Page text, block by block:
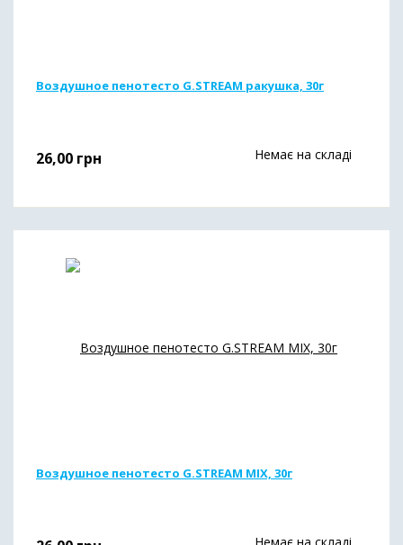
Воздушное пенотесто G.STREAM ракушка, 30г
26,00 грн Немає на складі
Воздушное пенотесто G.STREAM MIX, 30г